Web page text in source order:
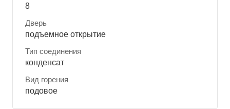
8
Дверь
подъемное открытие
Тип соединения
конденсат
Вид горения
подовое